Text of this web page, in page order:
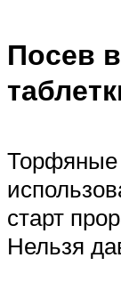
Посев
Торфяные
старт
Нельзя